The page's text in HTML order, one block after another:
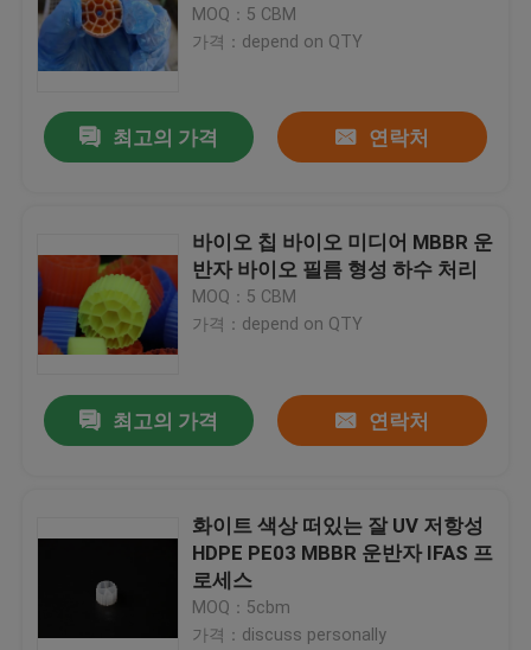
MOQ：5 CBM
가격：depend on QTY
최고의 가격 연락처
바이오 칩 바이오 미디어 MBBR 운
반자 바이오 필름 형성 하수 처리
MOQ：5 CBM
가격：depend on QTY
최고의 가격 연락처
화이트 색상 떠있는 잘 UV 저항성
HDPE PE03 MBBR 운반자 IFAS 프
로세스
MOQ：5cbm
가격：discuss personally